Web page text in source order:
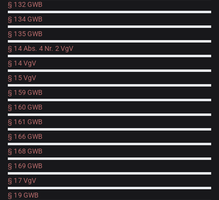
§ 132 GWB
§ 134 GWB
§ 135 GWB
§ 14 Abs. 4 Nr. 2 VgV
§ 14 VgV
§ 15 VgV
§ 159 GWB
§ 160 GWB
§ 161 GWB
§ 166 GWB
§ 168 GWB
§ 169 GWB
§ 17 VgV
§ 19 GWB